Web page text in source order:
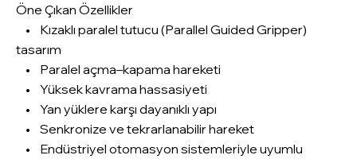
Öne Çıkan Özellikler
• Kızaklı paralel tutucu (Parallel Guided Gripper)
tasarım
• Paralel açma–kapama hareketi
• Yüksek kavrama hassasiyeti
• Yan yüklere karşı dayanıklı yapı
• Senkronize ve tekrarlanabilir hareket
• Endüstriyel otomasyon sistemleriyle uyumlu